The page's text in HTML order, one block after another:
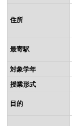
住所
最寄駅
対象学年
授業形式
目的